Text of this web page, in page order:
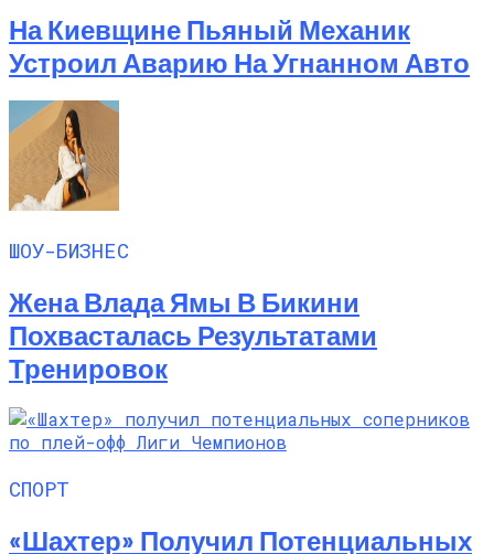
На Киевщине Пьяный Механик
Устроил Аварию На Угнанном Авто
ШОУ-БИЗНЕС
Жена Влада Ямы В Бикини
Похвасталась Результатами
Тренировок
СПОРТ
«Шахтер» Получил Потенциальных